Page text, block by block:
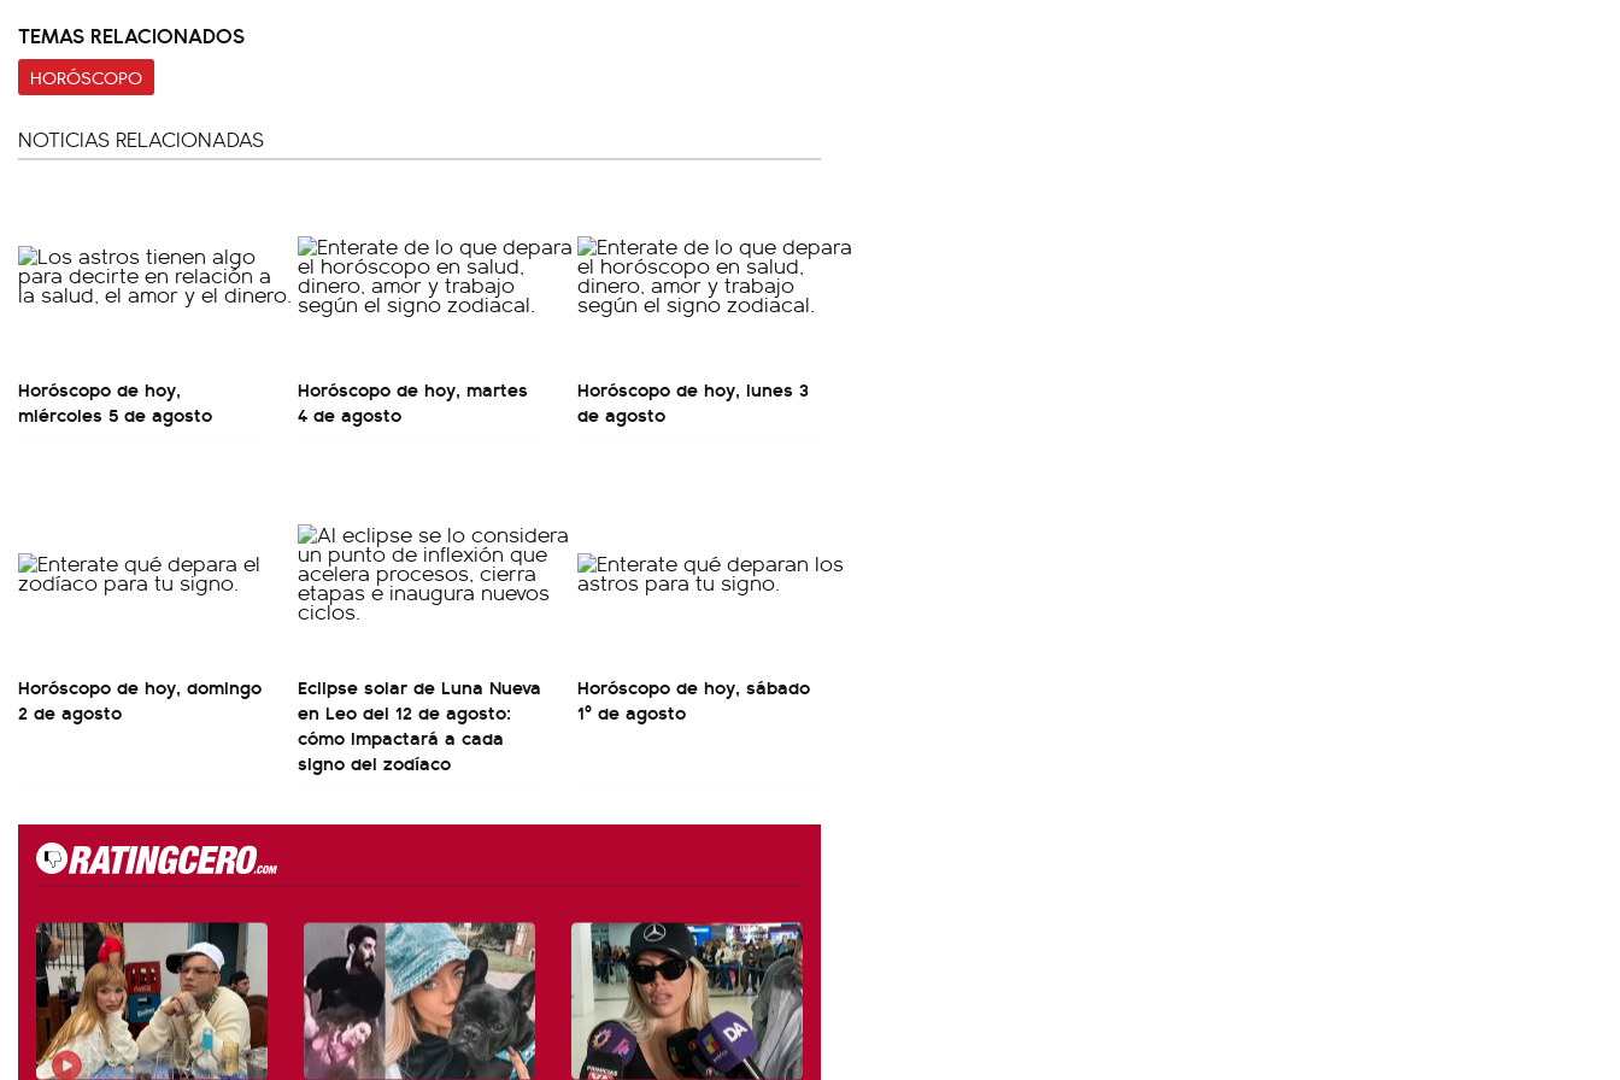
TEMAS RELACIONADOS
HORÓSCOPO
NOTICIAS RELACIONADAS
Horóscopo de hoy,
miércoles 5 de agosto
Horóscopo de hoy, martes
4 de agosto
Horóscopo de hoy, lunes 3
de agosto
Horóscopo de hoy, domingo
2 de agosto
Eclipse solar de Luna Nueva
en Leo del 12 de agosto:
cómo impactará a cada
signo del zodíaco
Horóscopo de hoy, sábado
1º de agosto